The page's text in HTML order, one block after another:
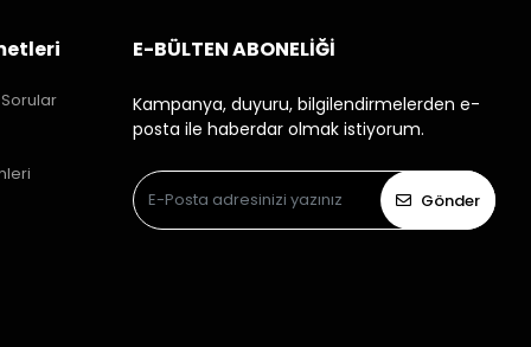
E-BÜLTEN ABONELİĞİ
Kampanya, duyuru, bilgilendirmelerden e-
posta ile haberdar olmak istiyorum.
Gönder